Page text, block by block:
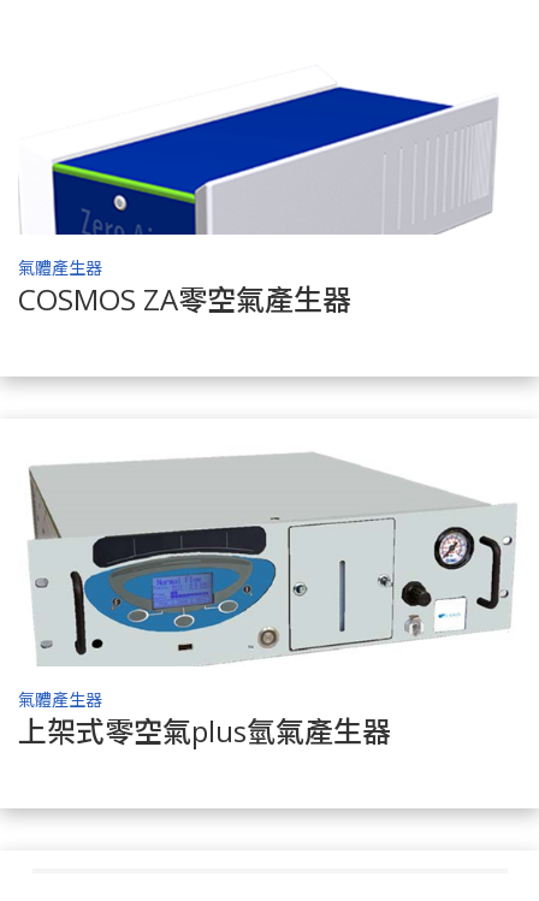
氣體產生器
COSMOS ZA零空氣產生器
氣體產生器
上架式零空氣plus氫氣產生器